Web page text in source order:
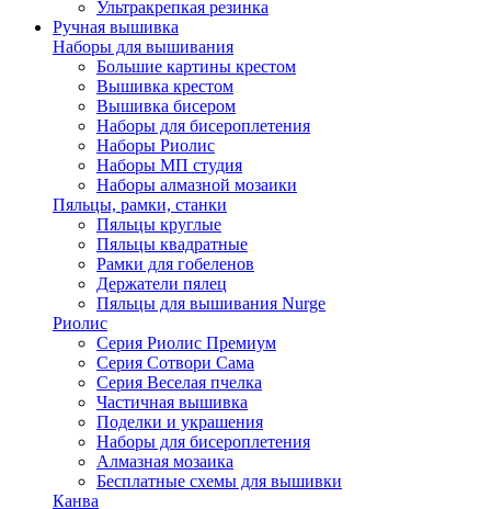
Ультракрепкая резинка
Ручная вышивка
Наборы для вышивания
Большие картины крестом
Вышивка крестом
Вышивка бисером
Наборы для бисероплетения
Наборы Риолис
Наборы МП студия
Наборы алмазной мозаики
Пяльцы, рамки, станки
Пяльцы круглые
Пяльцы квадратные
Рамки для гобеленов
Держатели пялец
Пяльцы для вышивания Nurge
Риолис
Серия Риолис Премиум
Серия Сотвори Сама
Серия Веселая пчелка
Частичная вышивка
Поделки и украшения
Наборы для бисероплетения
Алмазная мозаика
Бесплатные схемы для вышивки
Канва